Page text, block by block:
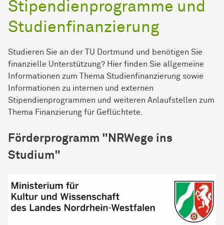
Stipendienprogramme und
Studienfinanzierung
Studieren Sie an der TU Dortmund und benötigen Sie
finanzielle Unterstützung? Hier finden Sie allgemeine
Informationen zum Thema Studienfinanzierung sowie
Informationen zu internen und externen
Stipendienprogrammen und weiteren Anlaufstellen zum
Thema Finanzierung für Geflüchtete.
Förderprogramm "NRWege ins
Studium"